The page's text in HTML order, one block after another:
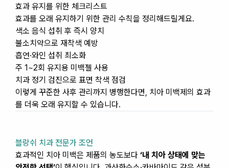
효과 유지를 위한 체크리스트
효과를 오래 유지하기 위한 관리 수칙을 정리해드릴게요.
색소 음식 섭취 후 즉시 양치
불소치약으로 재착색 예방
흡연·와인 섭취 최소화
주 1~2회 유지용 미백젤 사용
치과 정기 검진으로 표면 착색 점검
이렇게 꾸준한 사후 관리까지 병행한다면, 치아 미백제의 효과
를 더욱 오래 유지할 수 있습니다.
블랑쉬 치과 전문가 조언
효과적인 치아 미백은 제품의 농도보다 ‘내 치아 상태에 맞는